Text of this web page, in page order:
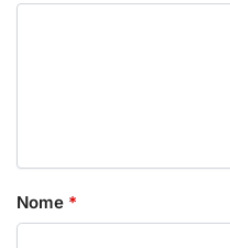
Nome *